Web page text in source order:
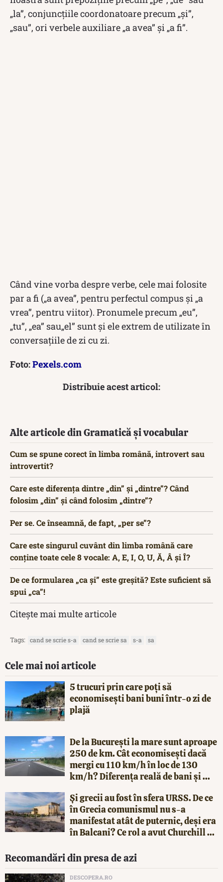
„la”, conjuncțiile coordonatoare precum „și”,
„sau”, ori verbele auxiliare „a avea” și „a fi”.
Când vine vorba despre verbe, cele mai folosite
par a fi („a avea”, pentru perfectul compus şi „a
vrea”, pentru viitor). Pronumele precum „eu”,
„tu”, „ea” sau„el” sunt și ele extrem de utilizate în
conversațiile de zi cu zi.
Foto:Pexels.com
Distribuie acest articol:
Alte articole din Gramatică și vocabular
Cum se spune corect în limba română, introvert sau
introvertit?
Care este diferența dintre „din” și „dintre”? Când
folosim „din” și când folosim „dintre”?
Per se. Ce înseamnă, de fapt, „per se”?
Care este singurul cuvânt din limba română care
conține toate cele 8 vocale: A, E, I, O, U, Ă, Â și Î?
De ce formularea „ca și” este greșită? Este suficient să
spui „ca”!
Citește mai multe articole
Tags: cand se scrie s-a cand se scrie sa s-a sa
Cele mai noi articole
5 trucuri prin care poți să
economisești bani buni într-o zi de
plajă
De la București la mare sunt aproape
250 de km. Cât economisești dacă
mergi cu 110 km/h în loc de 130
km/h? Diferența reală de bani și ...
Și grecii au fost în sfera URSS. De ce
în Grecia comunismul nu s-a
manifestat atât de puternic, deși era
în Balcani? Ce rol a avut Churchill ...
Recomandări din presa de azi
DESCOPERA.RO